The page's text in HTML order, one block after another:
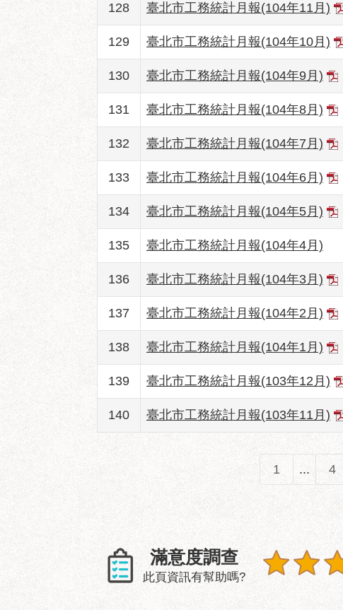
128 臺北市工務統計月報(104年11月)
129 臺北市工務統計月報(104年10月)
130 臺北市工務統計月報(104年9月)
131 臺北市工務統計月報(104年8月)
132 臺北市工務統計月報(104年7月)
133 臺北市工務統計月報(104年6月)
134 臺北市工務統計月報(104年5月)
135 臺北市工務統計月報(104年4月)
136 臺北市工務統計月報(104年3月)
137 臺北市工務統計月報(104年2月)
138 臺北市工務統計月報(104年1月)
139 臺北市工務統計月報(103年12月)
140 臺北市工務統計月報(103年11月)
1 ... 4
滿意度調查
此頁資訊有幫助嗎?